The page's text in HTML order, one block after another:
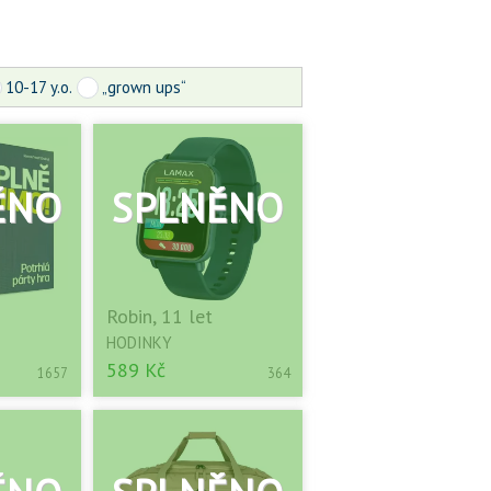
10-17 y.o. „grown ups“
1657
Robin, 11 let
HODINKY
589 Kč 364